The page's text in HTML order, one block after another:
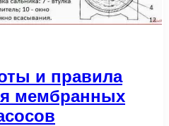
и правила
мембранных